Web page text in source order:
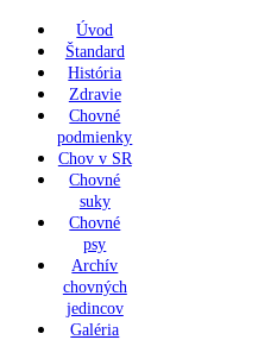
Úvod
Štandard
História
Zdravie
Chovné
podmienky
Chov v SR
Chovné
suky
Chovné
psy
Archív
chovných
jedincov
Galéria